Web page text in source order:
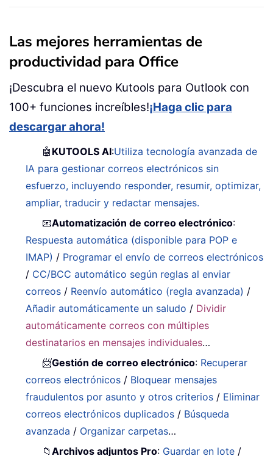
Las mejores herramientas de
productividad para Office
¡Descubra el nuevo Kutools para Outlook con
100+ funciones increíbles!¡Haga clic para
descargar ahora!
🤖 KUTOOLS AI:Utiliza tecnología avanzada de
IA para gestionar correos electrónicos sin
esfuerzo, incluyendo responder, resumir, optimizar,
ampliar, traducir y redactar mensajes.
📧Automatización de correo electrónico:
Respuesta automática (disponible para POP e
IMAP) / Programar el envío de correos electrónicos
/ CC/BCC automático según reglas al enviar
correos / Reenvío automático (regla avanzada) /
Añadir automáticamente un saludo / Dividir
automáticamente correos con múltiples
destinatarios en mensajes individuales…
📨Gestión de correo electrónico: Recuperar
correos electrónicos / Bloquear mensajes
fraudulentos por asunto y otros criterios / Eliminar
correos electrónicos duplicados / Búsqueda
avanzada / Organizar carpetas…
📁Archivos adjuntos Pro: Guardar en lote /